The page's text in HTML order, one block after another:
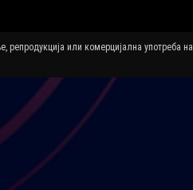
или комерцијална употреба на